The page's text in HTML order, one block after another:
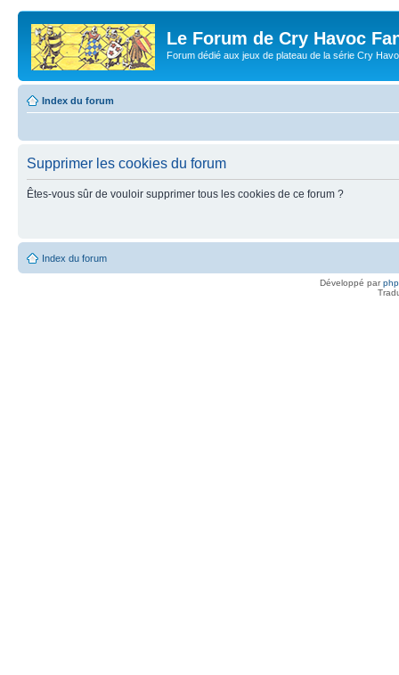
Le Forum de Cry Havoc
Forum dédié aux jeux de plateau de la série Cry
Index du forum
Supprimer les cookies du forum
Êtes-vous sûr de vouloir supprimer tous les cookies de ce forum ?
Index du forum
Développé par